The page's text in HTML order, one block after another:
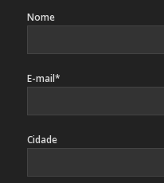
Nome
E-mail*
Cidade